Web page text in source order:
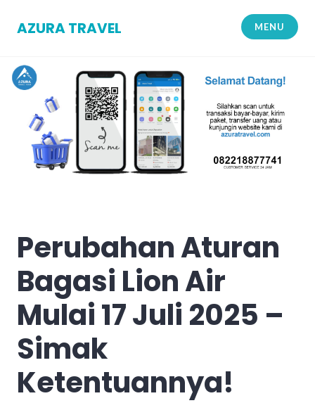
AZURA TRAVEL MENU
Perubahan Aturan
Bagasi Lion Air
Mulai 17 Juli 2025 –
Simak
Ketentuannya!